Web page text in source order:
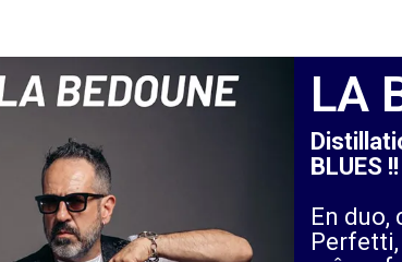
LA
BLUES !!
En duo,
Perfetti,